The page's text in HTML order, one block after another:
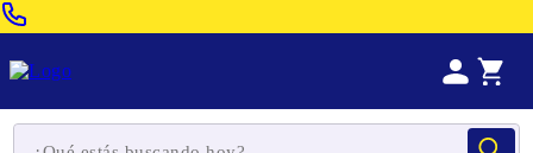
WhatsApp: (302) 262-4104